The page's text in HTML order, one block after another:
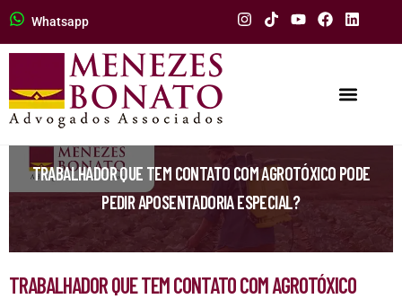
Whatsapp
TRABALHADOR QUE TEM CONTATO COM AGROTÓXICO PODE
PEDIR APOSENTADORIA ESPECIAL?
TRABALHADOR QUE TEM CONTATO COM AGROTÓXICO